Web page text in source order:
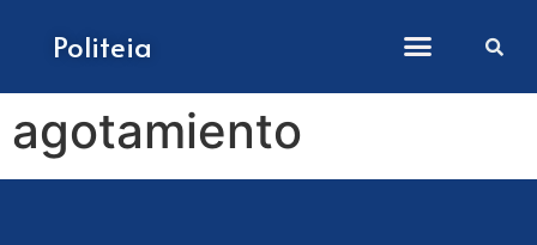
Politeia
agotamiento